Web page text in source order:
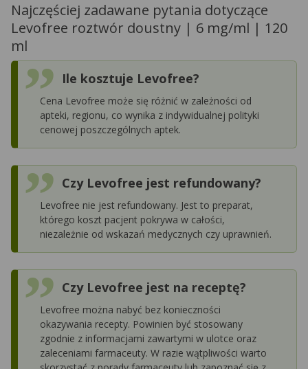
Najczęściej zadawane pytania dotyczące
Levofree roztwór doustny | 6 mg/ml | 120
ml
Ile kosztuje Levofree?
Cena Levofree może się różnić w zależności od
apteki, regionu, co wynika z indywidualnej polityki
cenowej poszczególnych aptek.
Czy Levofree jest refundowany?
Levofree nie jest refundowany. Jest to preparat,
którego koszt pacjent pokrywa w całości,
niezależnie od wskazań medycznych czy uprawnień.
Czy Levofree jest na receptę?
Levofree można nabyć bez konieczności
okazywania recepty. Powinien być stosowany
zgodnie z informacjami zawartymi w ulotce oraz
zaleceniami farmaceuty. W razie wątpliwości warto